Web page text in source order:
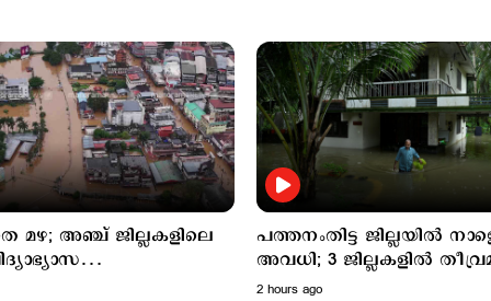
അഞ്ച് ജില്ലകളിലെ
നാളെ അവധി
പത്തനംതിട്ട ജില്ലയില്‍
അവധി; 3 ജില്ലകളില്‍
മുന്നറിയിപ്പ്
2 hours ago